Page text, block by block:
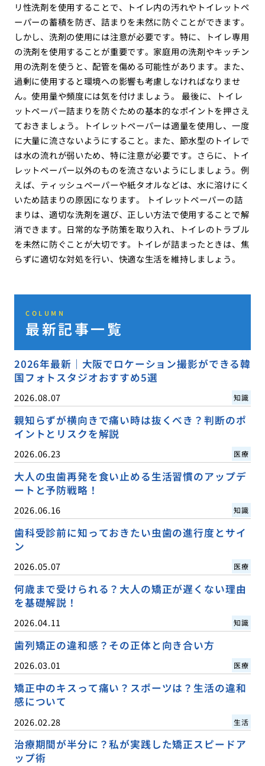
リ性洗剤を使用することで、トイレ内の汚れやトイレットペ
ーパーの蓄積を防ぎ、詰まりを未然に防ぐことができます。
しかし、洗剤の使用には注意が必要です。特に、トイレ専用
の洗剤を使用することが重要です。家庭用の洗剤やキッチン
用の洗剤を使うと、配管を傷める可能性があります。また、
過剰に使用すると環境への影響も考慮しなければなりませ
ん。使用量や頻度には気を付けましょう。 最後に、トイレ
ットペーパー詰まりを防ぐための基本的なポイントを押さえ
ておきましょう。トイレットペーパーは適量を使用し、一度
に大量に流さないようにすること。また、節水型のトイレで
は水の流れが弱いため、特に注意が必要です。さらに、トイ
レットペーパー以外のものを流さないようにしましょう。例
えば、ティッシュペーパーや紙タオルなどは、水に溶けにく
いため詰まりの原因になります。 トイレットペーパーの詰
まりは、適切な洗剤を選び、正しい方法で使用することで解
消できます。日常的な予防策を取り入れ、トイレのトラブル
を未然に防ぐことが大切です。トイレが詰まったときは、焦
らずに適切な対処を行い、快適な生活を維持しましょう。
COLUMN
最新記事一覧
2026年最新｜大阪でロケーション撮影ができる韓
国フォトスタジオおすすめ5選
2026.08.07 知識
親知らずが横向きで痛い時は抜くべき？判断のポ
イントとリスクを解説
2026.06.23 医療
大人の虫歯再発を食い止める生活習慣のアップデ
ートと予防戦略！
2026.06.16 知識
歯科受診前に知っておきたい虫歯の進行度とサイ
ン
2026.05.07 医療
何歳まで受けられる？大人の矯正が遅くない理由
を基礎解説！
2026.04.11 知識
歯列矯正の違和感？その正体と向き合い方
2026.03.01 医療
矯正中のキスって痛い？スポーツは？生活の違和
感について
2026.02.28 生活
治療期間が半分に？私が実践した矯正スピードア
ップ術